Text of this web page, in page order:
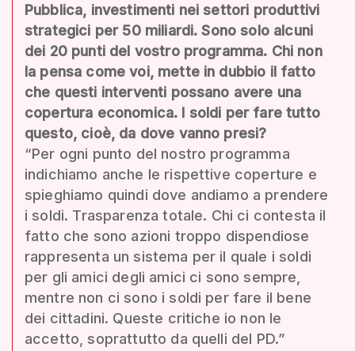
Pubblica, investimenti nei settori produttivi
strategici per 50 miliardi. Sono solo alcuni
dei 20 punti del vostro programma. Chi non
la pensa come voi, mette in dubbio il fatto
che questi interventi possano avere una
copertura economica. I soldi per fare tutto
questo, cioè, da dove vanno presi?
“Per ogni punto del nostro programma
indichiamo anche le rispettive coperture e
spieghiamo quindi dove andiamo a prendere
i soldi. Trasparenza totale. Chi ci contesta il
fatto che sono azioni troppo dispendiose
rappresenta un sistema per il quale i soldi
per gli amici degli amici ci sono sempre,
mentre non ci sono i soldi per fare il bene
dei cittadini. Queste critiche io non le
accetto, soprattutto da quelli del PD.”